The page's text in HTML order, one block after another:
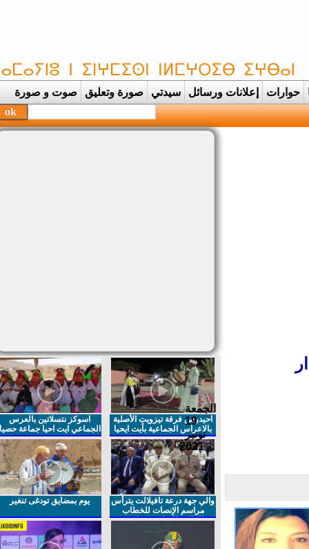
حوارات إعلانات ورسائل سيدتي صورة وتعليق صوت و صورة
الجمعة
19
نونبر
2021
احيدوس فرقة تيزويت الأصلية
بالاعراس الجماعية بأيت ايحيا
اسوكز نتسلاتين بالعرس
الجماعي ايت احيا جماعة حصيا
والي جهة درعة تافيلالت يترأس
مراسم الإنصات للخطاب
الملكي السامي بمناسبة
يوم بمضايق تودغى تنغير